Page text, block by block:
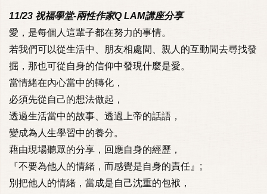
11/23 祝福學堂-兩性作家Q LAM講座分享
愛，是每個人這輩子都在努力的事情。
若我們可以從生活中、朋友相處間、親人的互動間去尋找發
掘，那也可從自身的信仰中發現什麼是愛。
當情緒在內心當中的轉化，
必須先從自己的想法做起，
透過生活當中的故事、透過上帝的話語，
變成為人生學習中的養分。
藉由現場聽眾的分享，回應自身的經歷，
『不要為他人的情緒，而感覺是自身的責任』;
別把他人的情緒，當成是自己沈重的包袱，